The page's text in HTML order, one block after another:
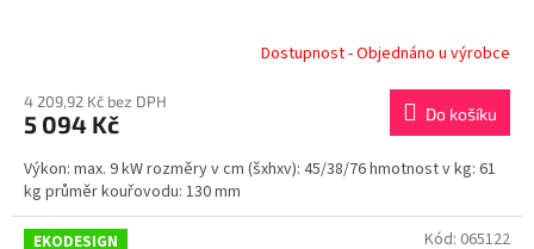
Dostupnost - Objednáno u výrobce
4 209,92 Kč bez DPH
5 094 Kč Do košíku
Výkon: max. 9 kW rozměry v cm (šxhxv): 45/38/76 hmotnost v kg: 61
kg průměr kouřovodu: 130 mm
EKODESIGN
Kód: 065122